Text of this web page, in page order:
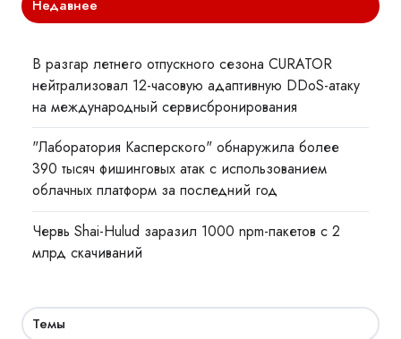
Недавнее
В разгар летнего отпускного сезона CURATOR
нейтрализовал 12-часовую адаптивную DDoS-атаку
на международный сервисбронирования
"Лаборатория Касперского" обнаружила более
390 тысяч фишинговых атак с использованием
облачных платформ за последний год
Червь Shai-Hulud заразил 1000 npm-пакетов с 2
млрд скачиваний
Темы